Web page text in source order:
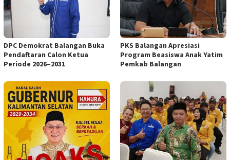
DPC Demokrat Balangan Buka
Pendaftaran Calon Ketua
Periode 2026–2031
PKS Balangan Apresiasi
Program Beasiswa Anak Yatim
Pemkab Balangan